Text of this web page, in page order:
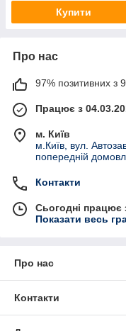
Купити
Про нас
97% позитивних з
Працює з
м. Київ
м.Київ, вул.
попередній
Контакти
Сьогодні працює
Показати весь
Про нас
Контакти